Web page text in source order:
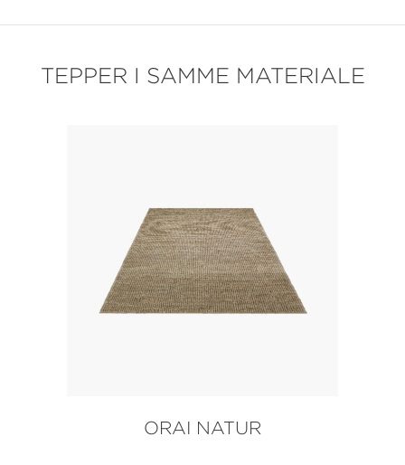
TEPPER I SAMME MATERIALE
ORAI NATUR